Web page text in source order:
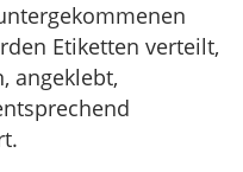
Etiketten verteilt,
angeklebt,